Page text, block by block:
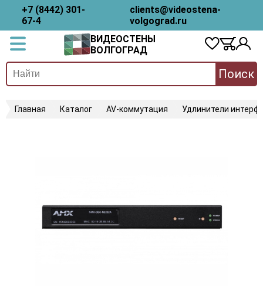
+7 (8442) 301-
67-4
clients@videostena-
volgograd.ru
ВИДЕОСТЕНЫ
ВОЛГОГРАД
Поиск
Главная Каталог AV-коммутация Удлинители